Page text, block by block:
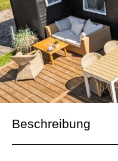
Beschreibung